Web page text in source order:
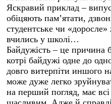
Яскравий приклад –
обіцяють пам’ятати,
студентське чи
вчились у школі…
Байдужість – це причина
котрі байдужі одне до
довго витерпіти иншого
може дуже легко
на перший погляд, має